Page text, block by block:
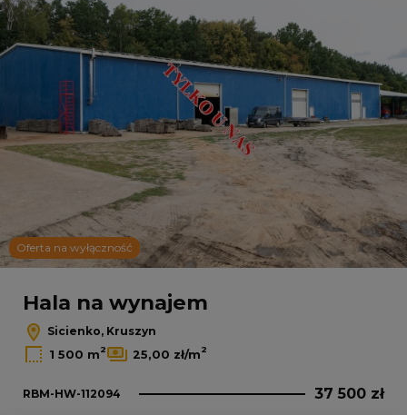
Oferta na wyłączność
Hala na wynajem
Sicienko, Kruszyn
1 500 m2 25,00 zł/m2
RBM-HW-112094 37 500 zł